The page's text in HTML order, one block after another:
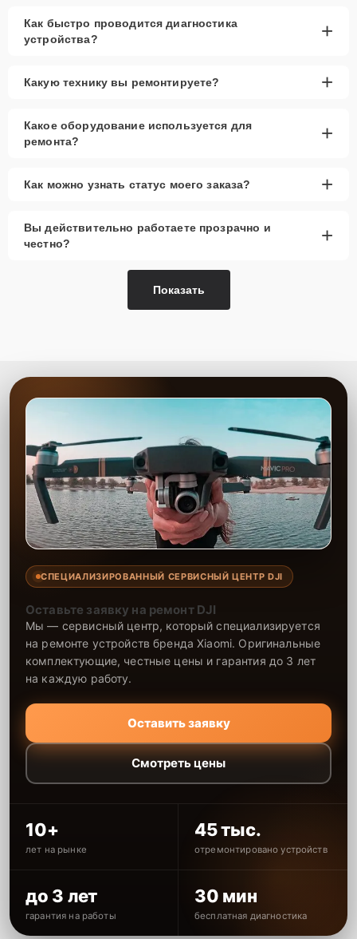
Как быстро проводится диагностика
устройства?
+
Какую технику вы ремонтируете? +
Какое оборудование используется для
ремонта?
+
Как можно узнать статус моего заказа? +
Вы действительно работаете прозрачно и
честно?
+
Показать
СПЕЦИАЛИЗИРОВАННЫЙ СЕРВИСНЫЙ ЦЕНТР DJI
Оставьте заявку на ремонт DJI
Мы — сервисный центр, который специализируется
на ремонте устройств бренда Xiaomi. Оригинальные
комплектующие, честные цены и гарантия до 3 лет
на каждую работу.
Оставить заявку
Смотреть цены
10+
лет на рынке
45 тыс.
отремонтировано устройств
до 3 лет
гарантия на работы
30 мин
бесплатная диагностика